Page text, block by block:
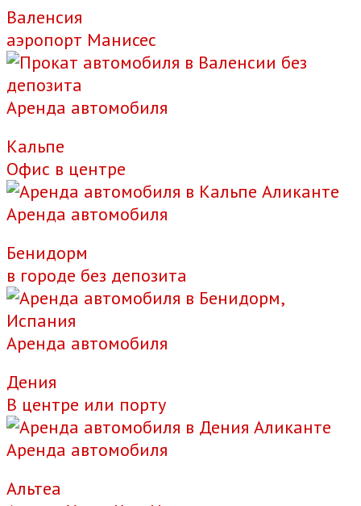
Валенсия
аэропорт Манисес
Аренда автомобиля
Кальпе
Офис в центре
Аренда автомобиля
Бенидорм
в городе без депозита
Аренда автомобиля
Дения
В центре или порту
Аренда автомобиля
Альтеа